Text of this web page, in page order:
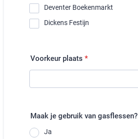
Deventer Boekenmarkt
Dickens Festijn
Voorkeur plaats *
Maak je gebruik van gasflessen?
Ja